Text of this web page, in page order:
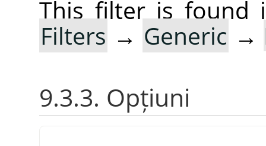
This filter is found
Filters → Generic →
9.3.3. Opțiuni